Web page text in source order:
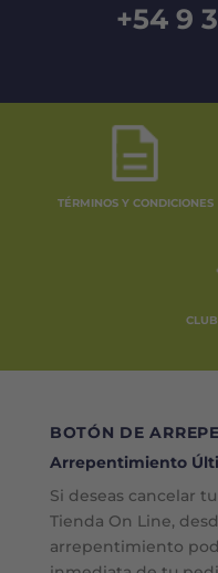
+54 9
TÉRMINOS Y CONDICIONES
BOTÓN DE
Arrepentimiento
Si deseas cancelar
Tienda On Line,
arrepentimiento